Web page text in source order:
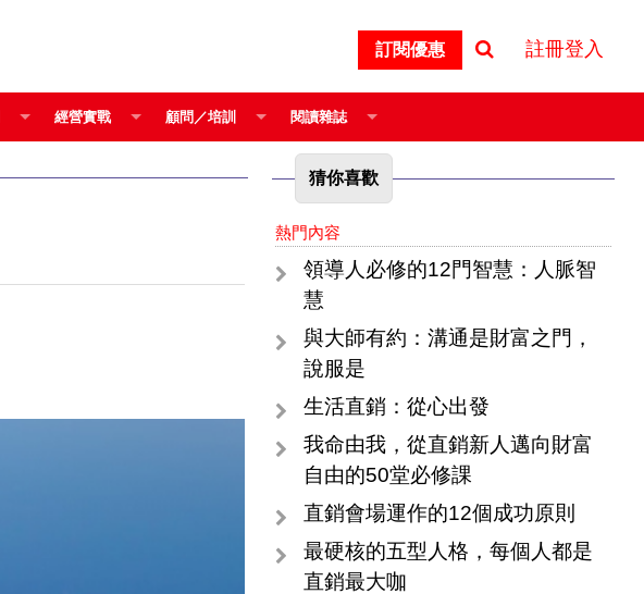
訂閱優惠 註冊登入
經營實戰 顧問／培訓 閱讀雜誌
猜你喜歡
熱門內容
領導人必修的12門智慧：人脈智
慧
與大師有約：溝通是財富之門，
說服是
生活直銷：從心出發
我命由我，從直銷新人邁向財富
自由的50堂必修課
直銷會場運作的12個成功原則
最硬核的五型人格，每個人都是
直銷最大咖